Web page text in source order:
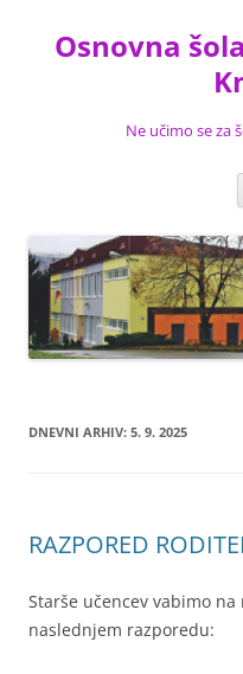
vsebino
Osnovna
Ne učimo se za
DNEVNI ARHIV: 5. 9. 2025
RAZPORED
Starše učencev vabimo
naslednjem razporedu: